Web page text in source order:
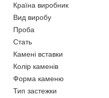
Країна виробник
Вид виробу
Проба
Стать
Камені вставки
Колір каменів
Форма каменю
Тип застежки